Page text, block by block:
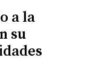
a la
su